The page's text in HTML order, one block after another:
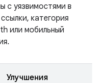
с уязвимостями в
категория
или мобильный
Улучшения